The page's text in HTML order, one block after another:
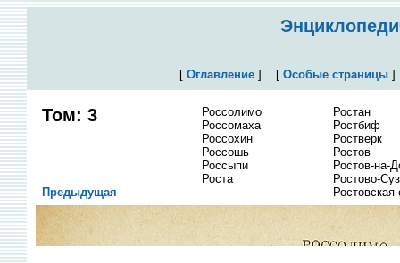
[ Оглавление] [ Особые страницы
Том: 3
Россолимо
Россомаха
Россохин
Россошь
Россыпи
Роста
Ростан
Ростбиф
Ростверк
Ростов
Ростов-на-
Ростово-
Ростовская
Предыдущая